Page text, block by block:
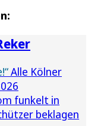
Alle Kölner
funkelt in
beklagen